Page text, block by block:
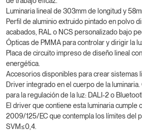
Luminaria lineal de 303mm de longitud y
Perfil de aluminio extruido pintado en polvo
acabados, RAL o NCS personalizado bajo
Ópticas de PMMA para controlar y dirigir la
Placa de circuito impreso de diseño lineal
energética.
Accesorios disponibles para crear sistemas
Driver integrado en el cuerpo de la
para la regulación de la luz: DALI-2 o
El driver que contiene esta luminaria cumple
2009/125/EC que contempla los límites del
SVM≤0,4.